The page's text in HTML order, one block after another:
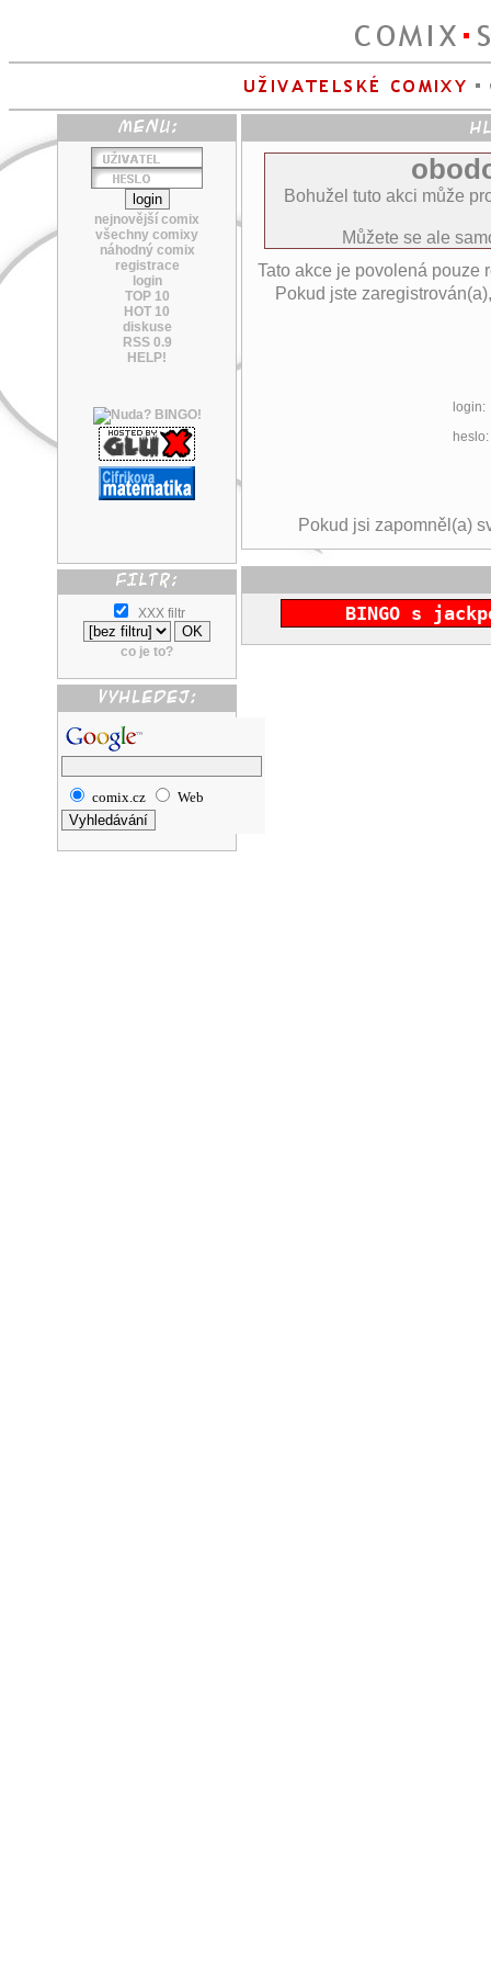
nejnovější comix
všechny comixy
náhodný comix
registrace
login
TOP 10
HOT 10
diskuse
RSS 0.9
HELP!
XXX filtr
co je to?
comix.cz Web
Bohužel tuto akci může
Můžete se ale
Tato akce je povolená pouze
Pokud jste
login:
heslo:
Pokud jsi zapomněl(a)
BINGO s